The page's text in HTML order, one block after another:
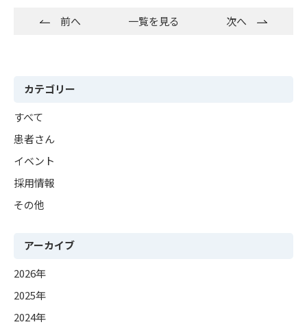
カテゴリー
すべて
患者さん
イベント
採用情報
その他
アーカイブ
2026年
2025年
2024年
前へ 一覧を見る 次へ